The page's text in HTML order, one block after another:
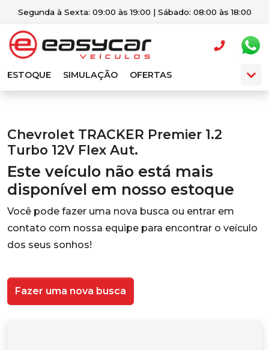
Segunda à Sexta: 09:00 às 19:00 | Sábado: 08:00 às 18:00
ESTOQUE SIMULAÇÃO OFERTAS
Chevrolet TRACKER Premier 1.2
Turbo 12V Flex Aut.
Este veículo não está mais
disponível em nosso estoque
Você pode fazer uma nova busca ou entrar em
contato com nossa equipe para encontrar o veículo
dos seus sonhos!
Fazer uma nova busca